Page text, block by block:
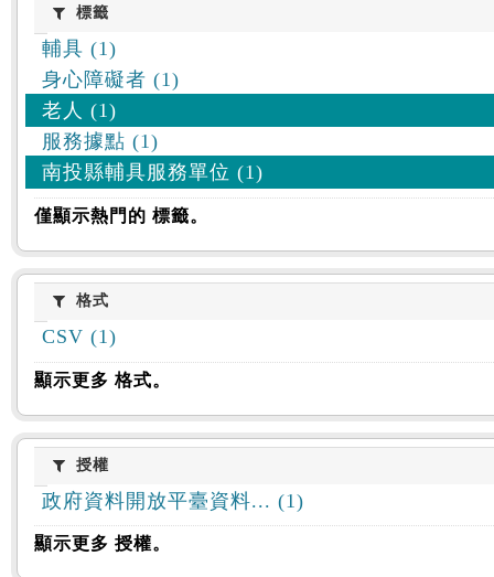
標籤標籤
輔具 (1)
身心障礙者 (1)
老人 (1)
服務據點 (1)
南投縣輔具服務單位 (1)
僅顯示熱門的 標籤。
格式格式
CSV (1)
顯示更多 格式。
授權授權
政府資料開放平臺資料... (1)
顯示更多 授權。